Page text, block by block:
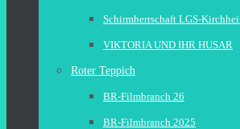
Schirmherrschaft LGS-
VIKTORIA UND IHR HUSAR
Roter Teppich
BR-Filmbranch 26
BR-Filmbranch 2025